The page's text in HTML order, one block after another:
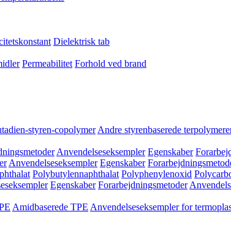
Dielektrisk tab
Permeabilitet Forhold ved brand
styren-copolymer Andre styrenbaserede
Anvendelseseksempler Egenskaber
Anvendelseseksempler Egenskaber
Polybutylennaphthalat Polyphenylenoxid
Egenskaber Forarbejdningsmetoder
Amidbaserede TPE Anvendelseseksempler for